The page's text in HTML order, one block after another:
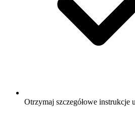
Otrzymaj szczegółowe instrukcje